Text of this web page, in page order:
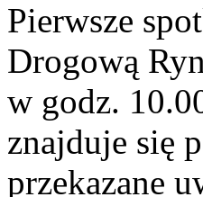
Pierwsze
Drogową
w godz.
znajduje się
przekazane